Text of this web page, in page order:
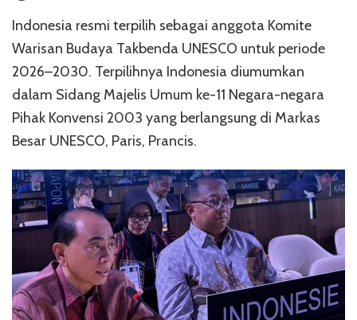
Indonesia resmi terpilih sebagai anggota Komite
Warisan Budaya Takbenda UNESCO untuk periode
2026–2030. Terpilihnya Indonesia diumumkan
dalam Sidang Majelis Umum ke-11 Negara-negara
Pihak Konvensi 2003 yang berlangsung di Markas
Besar UNESCO, Paris, Prancis.